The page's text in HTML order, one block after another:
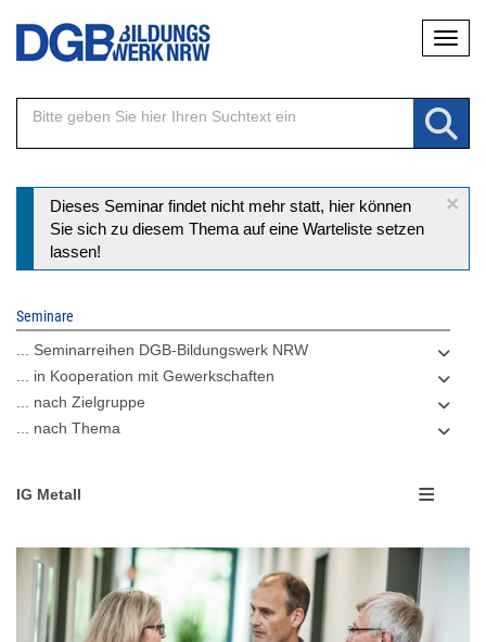
Direkt
Inhalt
×
Statusmeldung
Dieses Seminar findet nicht mehr statt, hier können
Sie sich zu diesem Thema auf eine Warteliste setzen
lassen!
Seminare
... Seminarreihen DGB-Bildungswerk NRW
... in Kooperation mit Gewerkschaften
... nach Zielgruppe
... nach Thema
IG Metall